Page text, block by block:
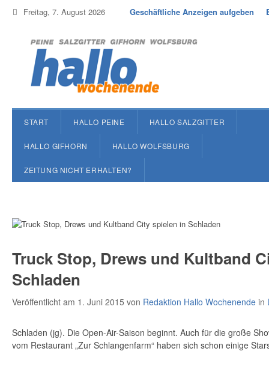
Freitag, 7. August 2026 Geschäftliche Anzeigen aufgeben
START HALLO PEINE HALLO SALZGITTER
HALLO GIFHORN HALLO WOLFSBURG
ZEITUNG NICHT ERHALTEN?
Truck Stop, Drews und Kultband
Schladen
Veröffentlicht am 1. Juni 2015 von Redaktion Hallo Wochenende in
Schladen (jg). Die Open-Air-Saison beginnt. Auch für die große
vom Restaurant „Zur Schlangenfarm“ haben sich schon einige